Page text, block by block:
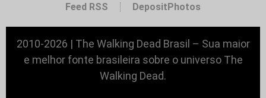
Feed RSS DepositPhotos
2010-2026 | The Walking Dead Brasil – Sua maior
e melhor fonte brasileira sobre o universo The
Walking Dead.